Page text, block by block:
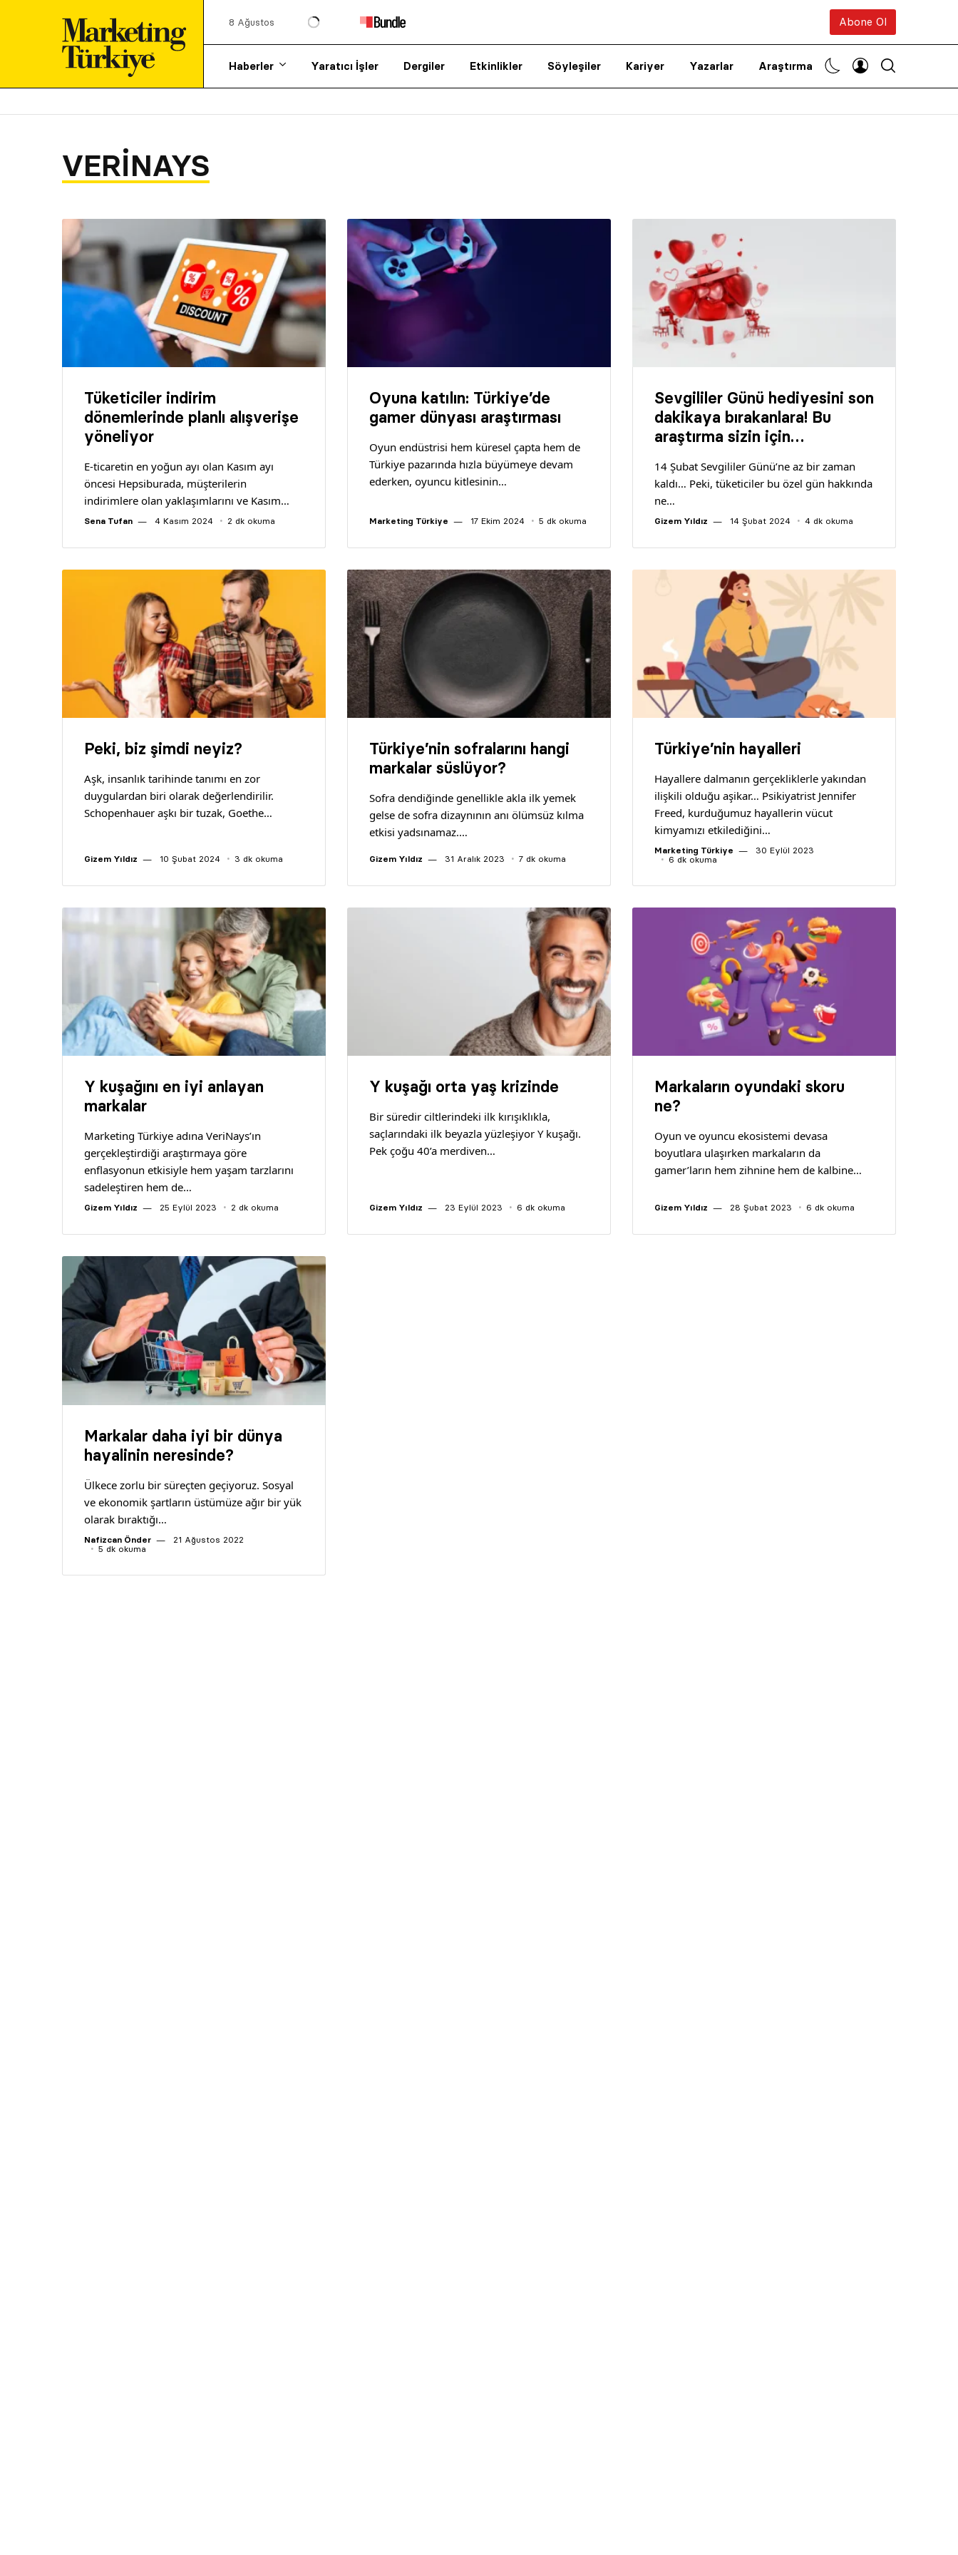
8 Ağustos Abone Ol
Haberler Yaratıcı İşler Dergiler Etkinlikler Söyleşiler Kariyer Yazarlar Araştırma
VERINAYS
Tüketiciler indirim
dönemlerinde planlı alışverişe
yöneliyor
E-ticaretin en yoğun ayı olan Kasım ayı
öncesi Hepsiburada, müşterilerin
indirimlere olan yaklaşımlarını ve Kasım…
Sena Tufan 4 Kasım 2024 2 dk okuma
Oyuna katılın: Türkiye’de
gamer dünyası araştırması
Oyun endüstrisi hem küresel çapta hem de
Türkiye pazarında hızla büyümeye devam
ederken, oyuncu kitlesinin…
Marketing Türkiye 17 Ekim 2024 5 dk okuma
Sevgililer Günü hediyesini son
dakikaya bırakanlara! Bu
araştırma sizin için…
14 Şubat Sevgililer Günü’ne az bir zaman
kaldı… Peki, tüketiciler bu özel gün hakkında
ne…
Gizem Yıldız 14 Şubat 2024 4 dk okuma
Peki, biz şimdi neyiz?
Aşk, insanlık tarihinde tanımı en zor
duygulardan biri olarak değerlendirilir.
Schopenhauer aşkı bir tuzak, Goethe…
Gizem Yıldız 10 Şubat 2024 3 dk okuma
Türkiye’nin sofralarını hangi
markalar süslüyor?
Sofra dendiğinde genellikle akla ilk yemek
gelse de sofra dizaynının anı ölümsüz kılma
etkisi yadsınamaz.…
Gizem Yıldız 31 Aralık 2023 7 dk okuma
Türkiye’nin hayalleri
Hayallere dalmanın gerçekliklerle yakından
ilişkili olduğu aşikar… Psikiyatrist Jennifer
Freed, kurduğumuz hayallerin vücut
kimyamızı etkilediğini…
Marketing Türkiye
30 Eylül 2023
6 dk okuma
Y kuşağını en iyi anlayan
markalar
Marketing Türkiye adına VeriNays’ın
gerçekleştirdiği araştırmaya göre
enflasyonun etkisiyle hem yaşam tarzlarını
sadeleştiren hem de…
Gizem Yıldız 25 Eylül 2023 2 dk okuma
Y kuşağı orta yaş krizinde
Bir süredir ciltlerindeki ilk kırışıklıkla,
saçlarındaki ilk beyazla yüzleşiyor Y kuşağı.
Pek çoğu 40’a merdiven…
Gizem Yıldız 23 Eylül 2023 6 dk okuma
Markaların oyundaki skoru
ne?
Oyun ve oyuncu ekosistemi devasa
boyutlara ulaşırken markaların da
gamer’ların hem zihnine hem de kalbine…
Gizem Yıldız 28 Şubat 2023 6 dk okuma
Markalar daha iyi bir dünya
hayalinin neresinde?
Ülkece zorlu bir süreçten geçiyoruz. Sosyal
ve ekonomik şartların üstümüze ağır bir yük
olarak bıraktığı…
Nafizcan Önder
21 Ağustos 2022
5 dk okuma